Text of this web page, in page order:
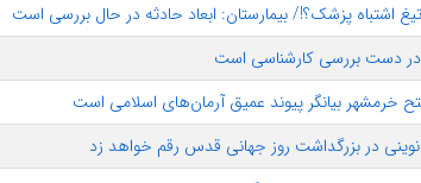
تیغ اشتباه پزشک؟!/ بیمارستان: ابعاد حادثه در حال بررسی است
در دست بررسی کارشناسی است
خرمشهر بیانگر پیوند عمیق آرمان‌های اسلامی است
در بزرگداشت روز جهانی قدس رقم خواهد زد